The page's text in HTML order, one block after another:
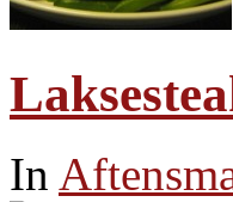
In